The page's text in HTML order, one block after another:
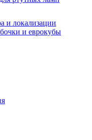
и локализации
и еврокубы